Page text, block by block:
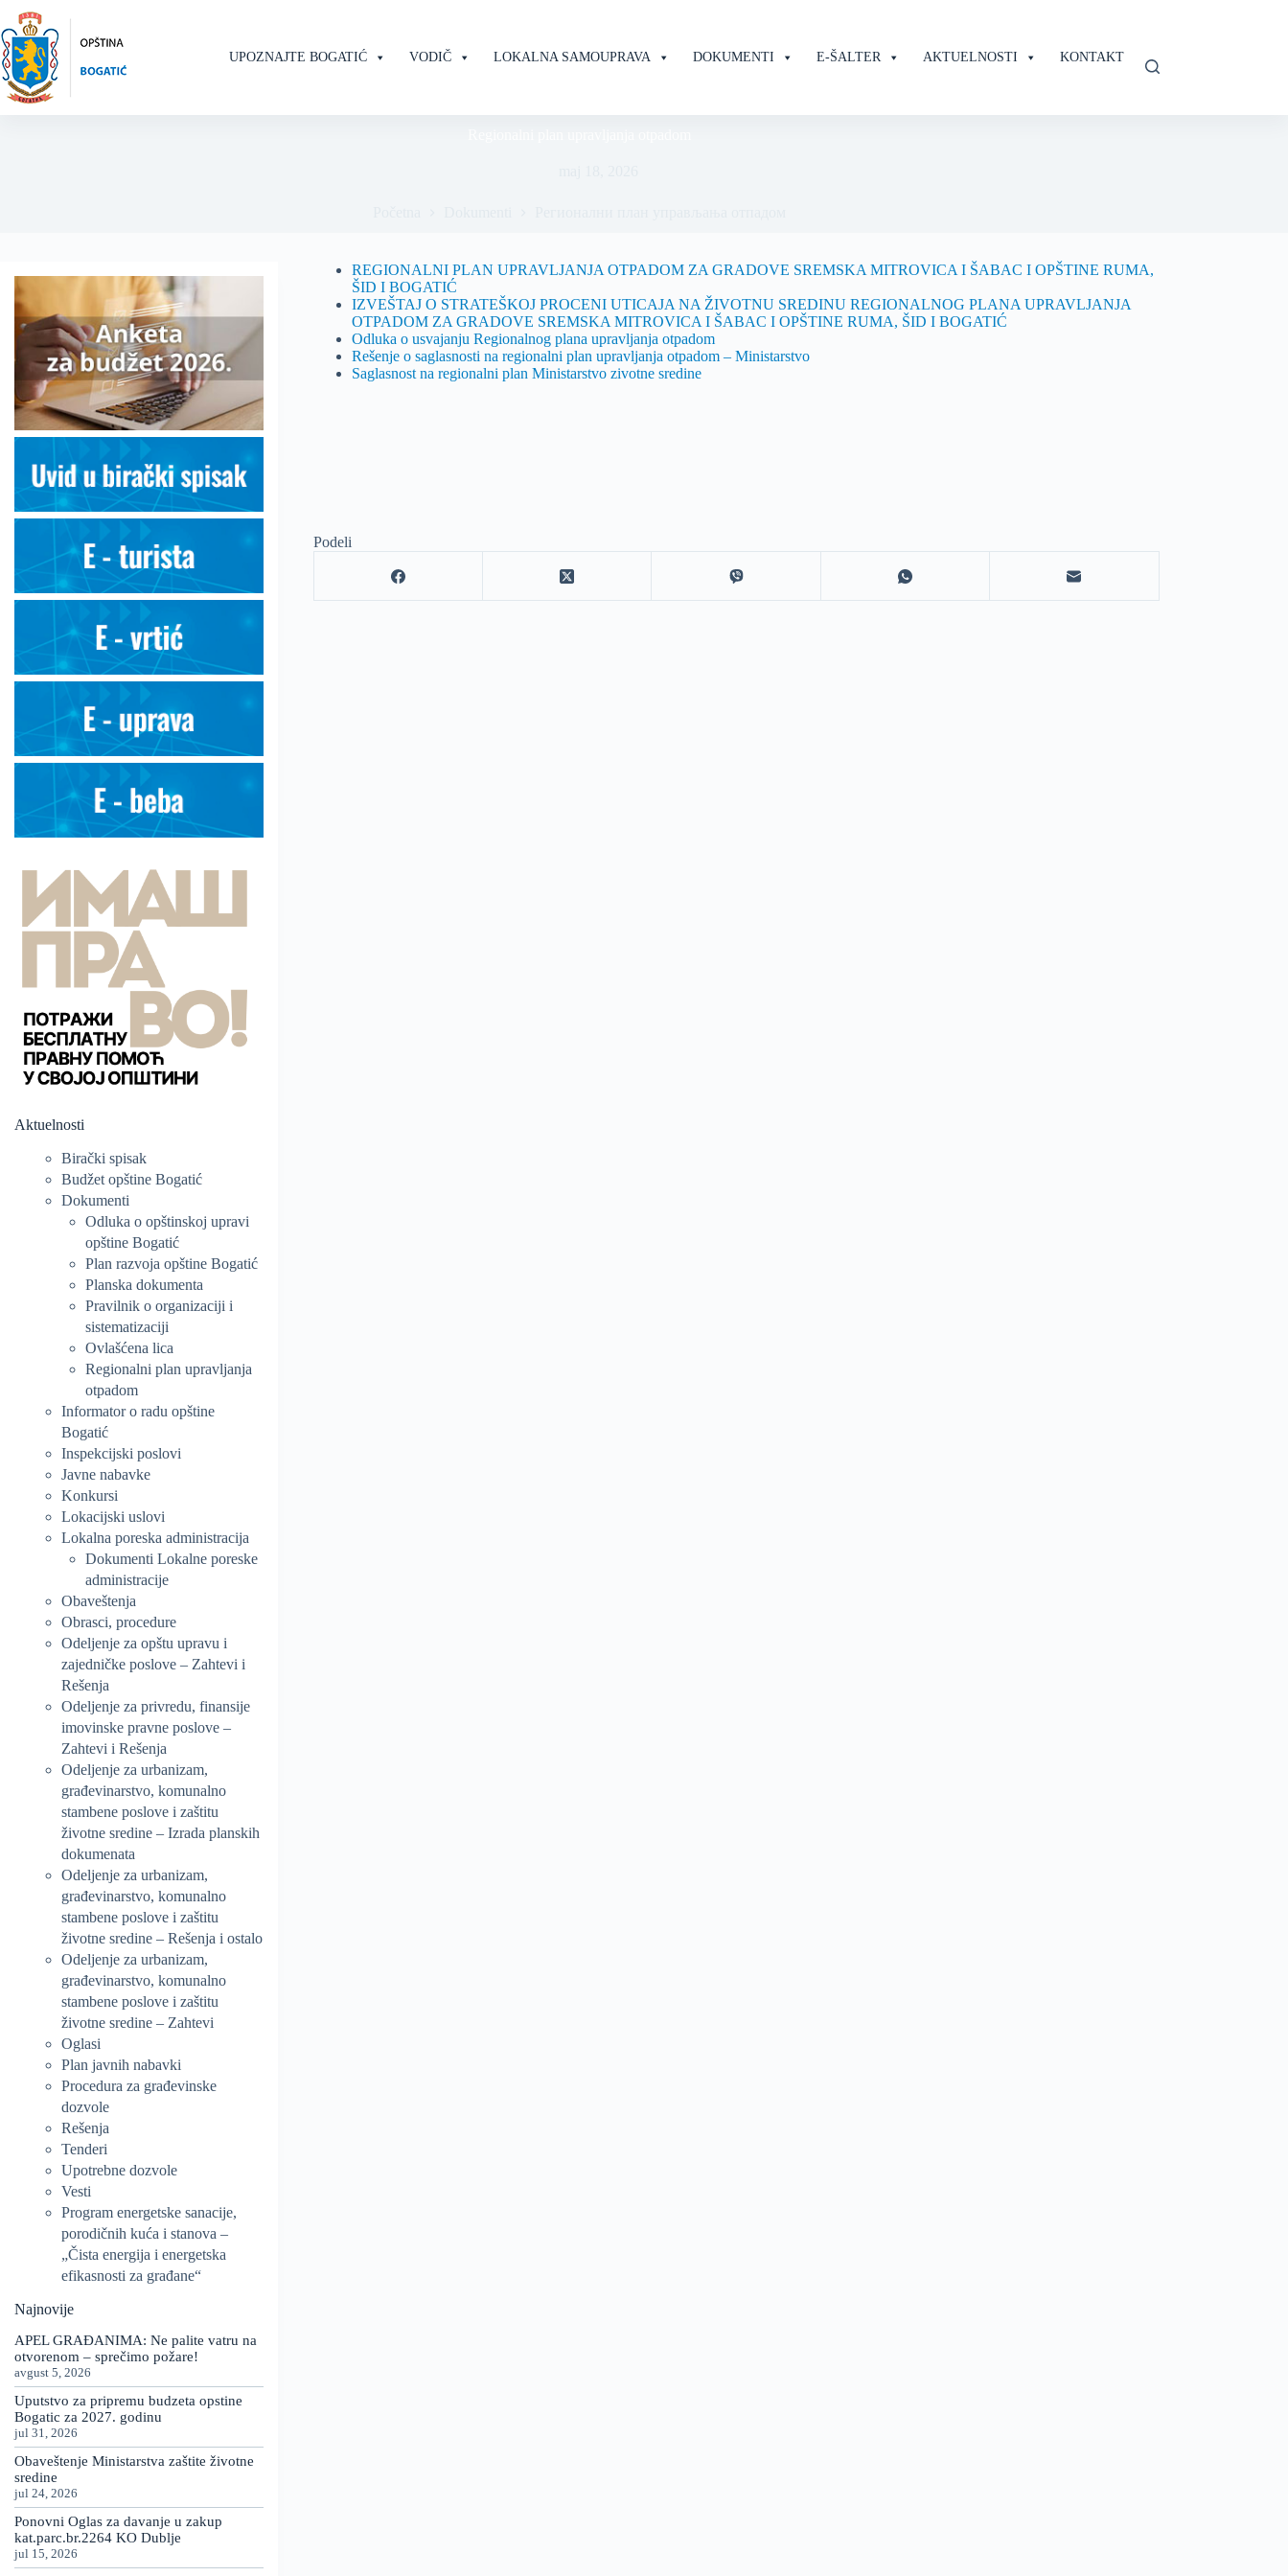
to
content
UPOZNAJTE BOGATIĆ VODIČ LOKALNA SAMOUPRAVA DOKUMENTI E-ŠALTER AKTUELNOSTI KONTAKT
REGIONALNI PLAN UPRAVLJANJA OTPADOM ZA GRADOVE SREMSKA MITROVICA I ŠABAC I OPŠTINE RUMA,
ŠID I BOGATIĆ
IZVEŠTAJ O STRATEŠKOJ PROCENI UTICAJA NA ŽIVOTNU SREDINU REGIONALNOG PLANA UPRAVLJANJA
OTPADOM ZA GRADOVE SREMSKA MITROVICA I ŠABAC I OPŠTINE RUMA, ŠID I BOGATIĆ
Odluka o usvajanju Regionalnog plana upravljanja otpadom
Rešenje o saglasnosti na regionalni plan upravljanja otpadom – Ministarstvo
Saglasnost na regionalni plan Ministarstvo zivotne sredine
Podeli
Aktuelnosti
Birački spisak
Budžet opštine Bogatić
Dokumenti
Odluka o opštinskoj upravi
opštine Bogatić
Plan razvoja opštine Bogatić
Planska dokumenta
Pravilnik o organizaciji i
sistematizaciji
Ovlašćena lica
Regionalni plan upravljanja
otpadom
Informator o radu opštine
Bogatić
Inspekcijski poslovi
Javne nabavke
Konkursi
Lokacijski uslovi
Lokalna poreska administracija
Dokumenti Lokalne poreske
administracije
Obaveštenja
Obrasci, procedure
Odeljenje za opštu upravu i
zajedničke poslove – Zahtevi i
Rešenja
Odeljenje za privredu, finansije
imovinske pravne poslove –
Zahtevi i Rešenja
Odeljenje za urbanizam,
građevinarstvo, komunalno
stambene poslove i zaštitu
životne sredine – Izrada planskih
dokumenata
Odeljenje za urbanizam,
građevinarstvo, komunalno
stambene poslove i zaštitu
životne sredine – Rešenja i ostalo
Odeljenje za urbanizam,
građevinarstvo, komunalno
stambene poslove i zaštitu
životne sredine – Zahtevi
Oglasi
Plan javnih nabavki
Procedura za građevinske
dozvole
Rešenja
Tenderi
Upotrebne dozvole
Vesti
Program energetske sanacije,
porodičnih kuća i stanova –
„Čista energija i energetska
efikasnosti za građane“
Najnovije
APEL GRAĐANIMA: Ne palite vatru na
otvorenom – sprečimo požare!
avgust 5, 2026
Uputstvo za pripremu budzeta opstine
Bogatic za 2027. godinu
jul 31, 2026
Obaveštenje Ministarstva zaštite životne
sredine
jul 24, 2026
Ponovni Oglas za davanje u zakup
kat.parc.br.2264 KO Dublje
jul 15, 2026